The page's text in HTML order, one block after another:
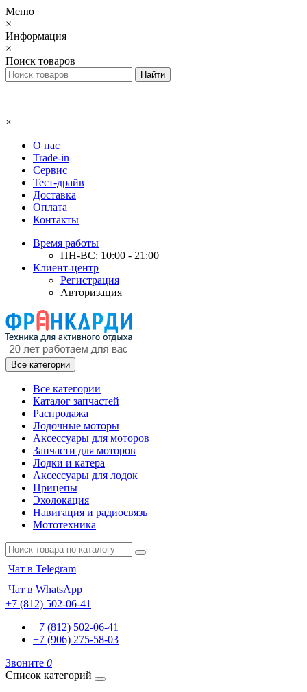
Меню
×
Информация
×
Поиск товаров
×
О нас
Trade-in
Сервис
Тест-драйв
Доставка
Оплата
Контакты
Время работы
ПН-ВС: 10:00 - 21:00
Клиент-центр
Регистрация
Авторизация
Все категории
Все категории
Каталог запчастей
Распродажа
Лодочные моторы
Аксессуары для моторов
Запчасти для моторов
Лодки и катера
Аксессуары для лодок
Прицепы
Эхолокация
Навигация и радиосвязь
Мототехника
Чат в Telegram
Чат в WhatsApp
+7 (812) 502-06-41
+7 (812) 502-06-41
+7 (906) 275-58-03
Звоните 0
Список категорий